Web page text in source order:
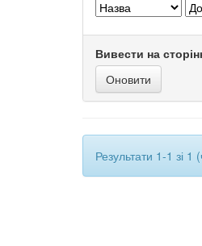
Вивести на
Результати 1-1 зі